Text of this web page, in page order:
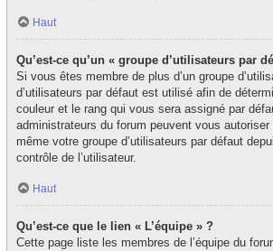
Haut
Qu’est-ce qu’un « groupe d’utilisateurs par
Si vous êtes membre de plus d’un groupe
d’utilisateurs par défaut est utilisé afin de
couleur et le rang qui vous sera assigné par
administrateurs du forum peuvent vous
même votre groupe d’utilisateurs par défaut
contrôle de l’utilisateur.
Haut
Qu’est-ce que le lien « L’équipe » ?
Cette page liste les membres de l’équipe du